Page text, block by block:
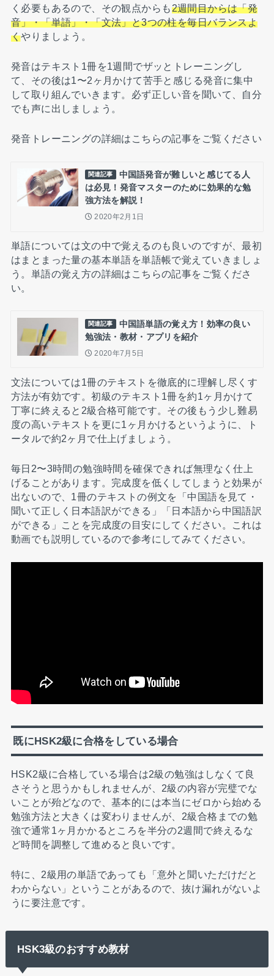
く必要もあるので、その観点からも2週間目からは「発
音」・「単語」・「文法」と3つの柱を毎日バランスよ
くやりましょう。
発音はテキスト1冊を1週間でザッとトレーニングし
て、その後は1〜2ヶ月かけて苦手と感じる発音に集中
して取り組んでいきます。必ず正しい音を聞いて、自分
でも声に出しましょう。
発音トレーニングの詳細はこちらの記事をご覧ください
関連記事
中国語発音が難しいと感じてる人
は必見！発音マスターのために効果的な勉
強方法を解説！
2020年2月1日
単語については文の中で覚えるのも良いのですが、最初
はまとまった量の基本単語を単語帳で覚えていきましょ
う。単語の覚え方の詳細はこちらの記事をご覧くださ
い。
関連記事
中国語単語の覚え方！効率の良い
勉強法・教材・アプリを紹介
2020年7月5日
文法については1冊のテキストを徹底的に理解し尽くす
方法が有効です。初級のテキスト1冊を約1ヶ月かけて
丁寧に終えると2級合格可能です。その後もう少し難易
度の高いテキストを更に1ヶ月かけるというように、ト
ータルで約2ヶ月で仕上げましょう。
毎日2〜3時間の勉強時間を確保できれば無理なく仕上
げることがあります。完成度を低くしてしまうと効果が
出ないので、1冊のテキストの例文を「中国語を見て・
聞いて正しく日本語訳ができる」「日本語から中国語訳
ができる」ことを完成度の目安にしてください。これは
動画でも説明しているので参考にしてみてください。
既にHSK2級に合格をしている場合
HSK2級に合格している場合は2級の勉強はしなくて良
さそうと思うかもしれませんが、2級の内容が完璧でな
いことが殆どなので、基本的には本当にゼロから始める
勉強方法と大きくは変わりませんが、2級合格までの勉
強で通常1ヶ月かかるところを半分の2週間で終えるな
ど時間を調整して進めると良いです。
特に、2級用の単語であっても「意外と聞いただけだと
わからない」ということがあるので、抜け漏れがないよ
うに要注意です。
HSK3級のおすすめ教材